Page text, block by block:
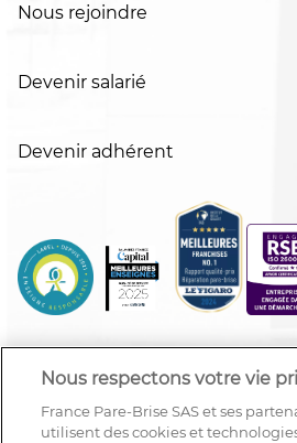
Nous rejoindre
Devenir salarié
Devenir adhérent
Nous respectons votre vie
France Pare-Brise SAS et ses
utilisent des cookies et